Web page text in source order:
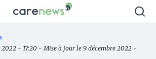
Carenews,
des
- 17:20 - Mise à jour le 9 décembre 2022 -